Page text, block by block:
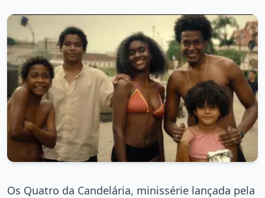
Os Quatro da Candelária, minissérie lançada pela